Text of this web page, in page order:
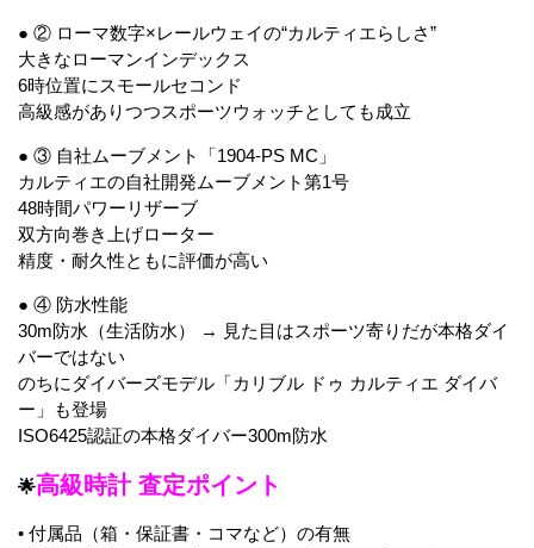
● ② ローマ数字×レールウェイの“カルティエらしさ”
大きなローマンインデックス
6時位置にスモールセコンド
高級感がありつつスポーツウォッチとしても成立
● ③ 自社ムーブメント「1904-PS MC」
カルティエの自社開発ムーブメント第1号
48時間パワーリザーブ
双方向巻き上げローター
精度・耐久性ともに評価が高い
● ④ 防水性能
30m防水（生活防水） → 見た目はスポーツ寄りだが本格ダイ
バーではない
のちにダイバーズモデル「カリブル ドゥ カルティエ ダイバ
ー」も登場
ISO6425認証の本格ダイバー300m防水
🌟高級時計 査定ポイント
• 付属品（箱・保証書・コマなど）の有無